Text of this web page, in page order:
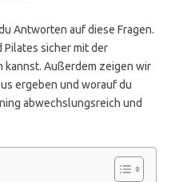
Antworten auf diese Fragen.
Pilates sicher mit der
Außerdem zeigen wir
ergeben und worauf du
abwechslungsreich und